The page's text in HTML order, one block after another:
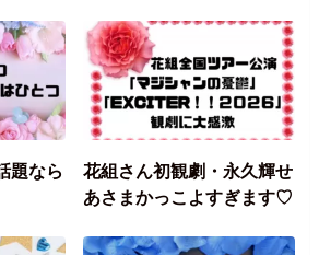
題なら
花組さん初観劇・永久輝せ
あさまかっこよすぎます♡